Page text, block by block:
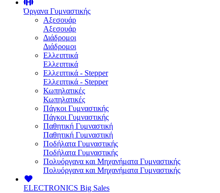
Όργανα Γυμναστικής
Αξεσουάρ
Αξεσουάρ
Διάδρομοι
Διάδρομοι
Ελλειπτικά
Ελλειπτικά
Ελλειπτικά - Stepper
Ελλειπτικά - Stepper
Κωπηλατικές
Κωπηλατικές
Πάγκοι Γυμναστικής
Πάγκοι Γυμναστικής
Παθητική Γυμναστική
Παθητική Γυμναστική
Ποδήλατα Γυμναστικής
Ποδήλατα Γυμναστικής
Πολυόργανα και Μηχανήματα Γυμναστικής
Πολυόργανα και Μηχανήματα Γυμναστικής
ELECTRONICS Big Sales